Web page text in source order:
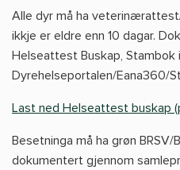
Alle dyr må ha
ikkje er eldre enn 10 dagar.
Helseattest Buskap, Stambok
Dyrehelseportalen/Eana360/
Last ned Helseattest buskap
Besetninga må ha grøn
dokumentert gjennom